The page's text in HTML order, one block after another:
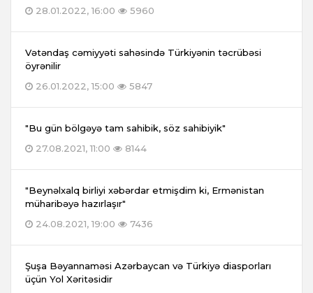
28.01.2022, 16:00
5960
Vətəndaş cəmiyyəti sahəsində Türkiyənin təcrübəsi
öyrənilir
26.01.2022, 15:00
5847
"Bu gün bölgəyə tam sahibik, söz sahibiyik"
27.08.2021, 11:00
8144
"Beynəlxalq birliyi xəbərdar etmişdim ki, Ermənistan
müharibəyə hazırlaşır"
24.08.2021, 19:00
7436
Şuşa Bəyannaməsi Azərbaycan və Türkiyə diasporları
üçün Yol Xəritəsidir